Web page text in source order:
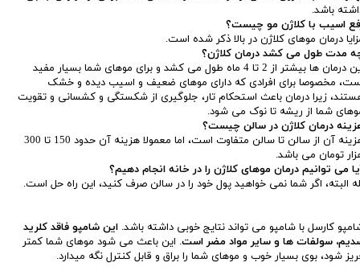
باشد.
اسیب با کلاژن مو چیست؟
درمان موهای کلاژن در بالا ذکر شده است.
مدت طول می کشد درمان کلاژن؟
این درمان ها بیشتر از 2 تا 4 ماه طول می کشد و برای موهای شما بسیار مفید
مخصوصا برای افرادی که دارای موهای ضعیف و اسیب دیده و خشک
زیرا درمان باعث استحکام تار، جلوگیری از شکستگی و کشسانی و تقویت
شما از ریشه تا نوک می شود.
درمان کلاژن در سالن چیست؟
هزینه آن از سالن تا سالن متفاوت است، اما معمولا هزینه آن حدود 150 تا 300
تومان می باشد.
می توانیم درمان موهای کلاژن را در خانه انجام دهیم؟
البته، اگر شما نمی خواهید پول خود را در سالن صرف کنید، این راه حل است.
کارسل با شامپو می تواند نتایج خوبی داشته باشد.این شامپو فاقد کلرید
سولفات ها و سایر مواد مضر است. این باعث می شود موهای شما کمتر
شود، بوی بسیار خوب و موهای شما را براق و قابل کنترل نگه میدارد.